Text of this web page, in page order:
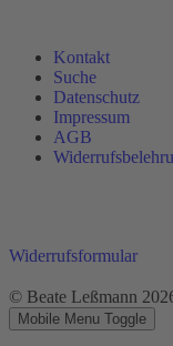
Kontakt
Suche
Datenschutz
Impressum
AGB
Widerrufsformular
© Beate Leßmann
Mobile Menu Toggle